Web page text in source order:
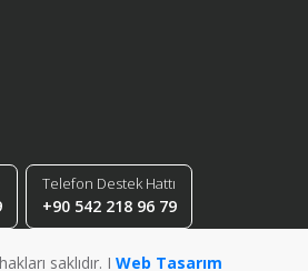
Telefon Destek Hattı
+90 542 218 96 79
saklıdır. I Web Tasarım